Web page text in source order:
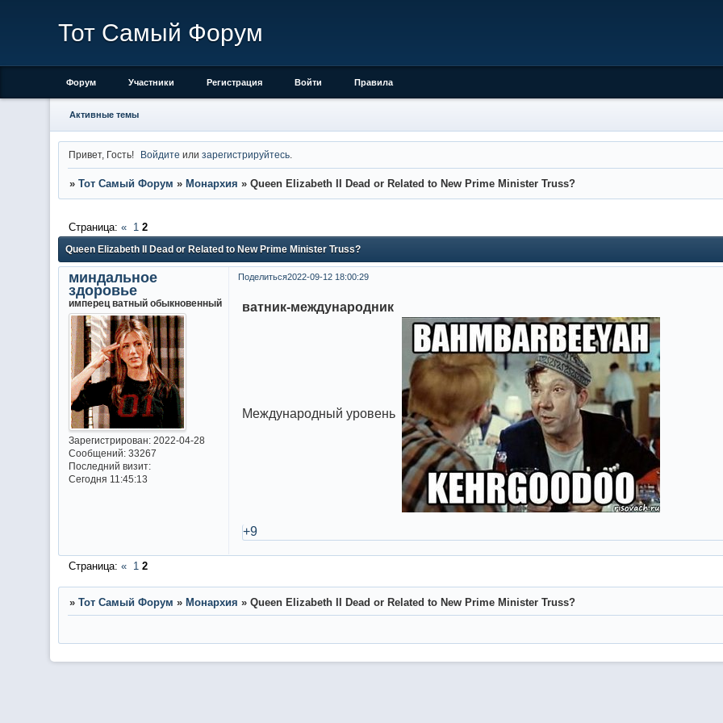
Тот Самый Форум
Форум Участники Регистрация Войти Правила
Активные темы
Привет, Гость! Войдите илизарегистрируйтесь
» Тот Самый Форум » Монархия » Queen Elizabeth II Dead or Related to New Prime Minister Truss?
Queen Elizabeth II Dead or Related to New Prime Minister Truss?
Страница: « 1 2
Поделиться2022-09-12 18:00:29
миндальное
здоровье
имперец ватный обыкновенный
Зарегистрирован: 2022-04-28
Сообщений:33267
Последний визит:
Сегодня 11:45:13
ватник-международник
Международный уровень
+9
Страница: « 1 2
» Тот Самый Форум » Монархия » Queen Elizabeth II Dead or Related to New Prime Minister Truss?